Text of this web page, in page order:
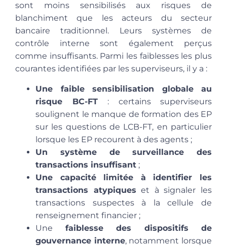
sont moins sensibilisés aux risques de
blanchiment que les acteurs du secteur
bancaire traditionnel. Leurs systèmes de
contrôle interne sont également perçus
comme insuffisants. Parmi les faiblesses les plus
courantes identifiées par les superviseurs, il y a :
Une faible sensibilisation globale au
risque BC-FT : certains superviseurs
soulignent le manque de formation des EP
sur les questions de LCB-FT, en particulier
lorsque les EP recourent à des agents ;
Un système de surveillance des
transactions insuffisant ;
Une capacité limitée à identifier les
transactions atypiques et à signaler les
transactions suspectes à la cellule de
renseignement financier ;
Une faiblesse des dispositifs de
gouvernance interne, notamment lorsque